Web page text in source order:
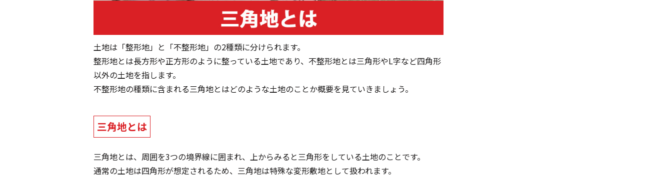
土地は「整形地」と「不整形地」の2種類に分けられます。
整形地とは長方形や正方形のように整っている土地であり、不整形地とは三角形やL字など四角形
以外の土地を指します。
不整形地の種類に含まれる三角地とはどのような土地のことか概要を見ていきましょう。
三角地とは
三角地とは、周囲を3つの境界線に囲まれ、上からみると三角形をしている土地のことです。
通常の土地は四角形が想定されるため、三角地は特殊な変形敷地として扱われます。